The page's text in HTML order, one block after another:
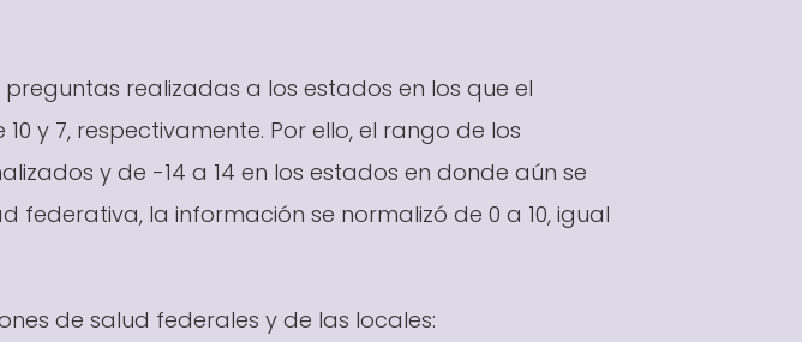
realizadas a los estados en los que el
y 7, respectivamente. Por ello, el rango de los
y de -14 a 14 en los estados en donde aún se
la información se normalizó de 0 a 10, igual
de salud federales y de las locales: